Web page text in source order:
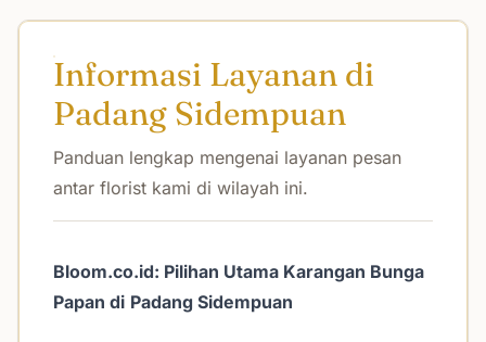
Informasi Layanan di
Padang Sidempuan
Panduan lengkap mengenai layanan pesan
antar florist kami di wilayah ini.
Bloom.co.id: Pilihan Utama Karangan Bunga
Papan di Padang Sidempuan